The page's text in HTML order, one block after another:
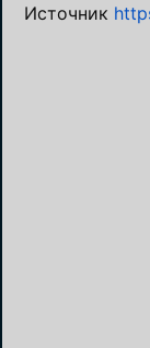
Источник